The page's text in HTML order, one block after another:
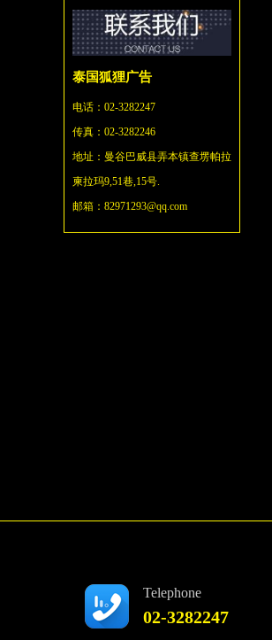
泰国狐狸广告
电话：02-3282247
传真：02-3282246
地址： 曼谷巴威县弄本镇查塄帕拉
柬拉玛9,51巷,15号.
邮箱：82971293@qq.com
Telephone
02-3282247